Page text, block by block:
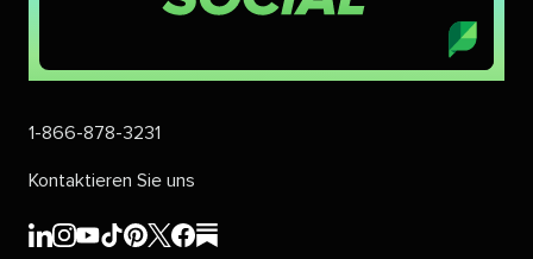
1-866-878-3231​​
Kontaktieren Sie uns​​
Sprout
Sprout
Sprout
Sprout
Sprout
Sprout
Sprout
Sprout